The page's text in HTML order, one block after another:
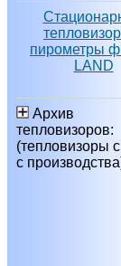
пирометры
LAND
Архив
тепловизоров:
(тепловизоры
с